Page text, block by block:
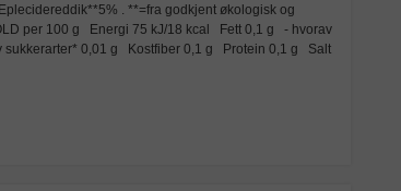
. **=fra godkjent økologisk og
per 100 g Energi 75 kJ/18 kcal Fett 0,1 g - hvorav
0,01 g Kostfiber 0,1 g Protein 0,1 g Salt